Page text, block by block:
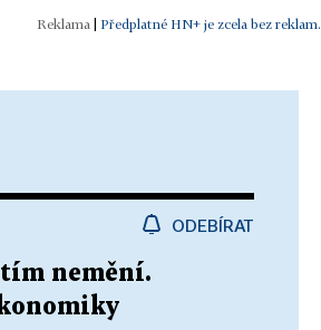
Předplatné HN+ je zcela bez reklam.
ODEBÍRAT
nemění.